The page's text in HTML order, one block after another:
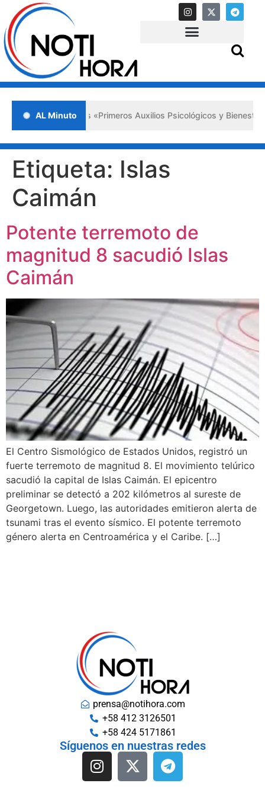
AL Minuto
en Lara impulsa los «Primeros Auxilios Psicológicos y Bienestar
Etiqueta: Islas
Caimán
Potente terremoto de
magnitud 8 sacudió Islas
Caimán
El Centro Sismológico de Estados Unidos, registró un
fuerte terremoto de magnitud 8. El movimiento telúrico
sacudió la capital de Islas Caimán. El epicentro
preliminar se detectó a 202 kilómetros al sureste de
Georgetown. Luego, las autoridades emitieron alerta de
tsunami tras el evento sísmico. El potente terremoto
género alerta en Centroamérica y el Caribe. […]
prensa@notihora.com
+58 412 3126501
+58 424 5171861
Síguenos en nuestras redes